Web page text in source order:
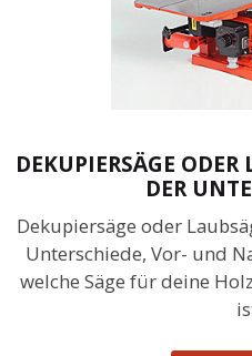
DEKUPIERSÄGE
DER
Dekupiersäge oder
Unterschiede, Vor- und
welche Säge für deine